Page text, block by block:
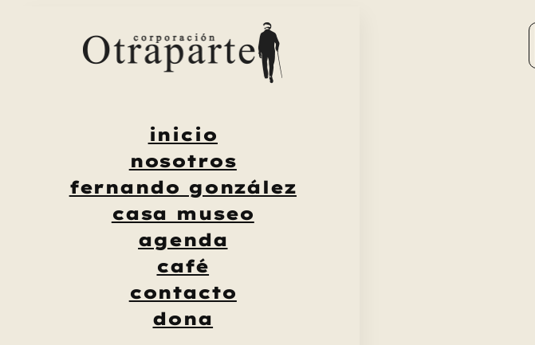
inicio
nosotros
fernando gonzález
casa museo
agenda
café
contacto
dona